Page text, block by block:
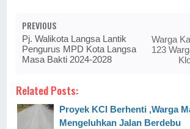
PREVIOUS
Pj. Walikota Langsa Lantik
Pengurus MPD Kota Langsa
Masa Bakti 2024-2028
Warga
123
Related Posts:
Proyek KCI Berhenti ,Warga
Mengeluhkan Jalan Berdebu